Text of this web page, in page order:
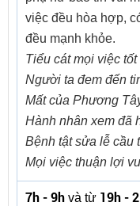
việc đều hòa hợp,
đều mạnh khỏe.
Tiểu cát mọi việc tốt
Người ta đem đến
Mất của Phương
Hành nhân xem đã
Bệnh tật sửa lễ cầu
Mọi việc thuận lợi
7h - 9h và từ 19h -